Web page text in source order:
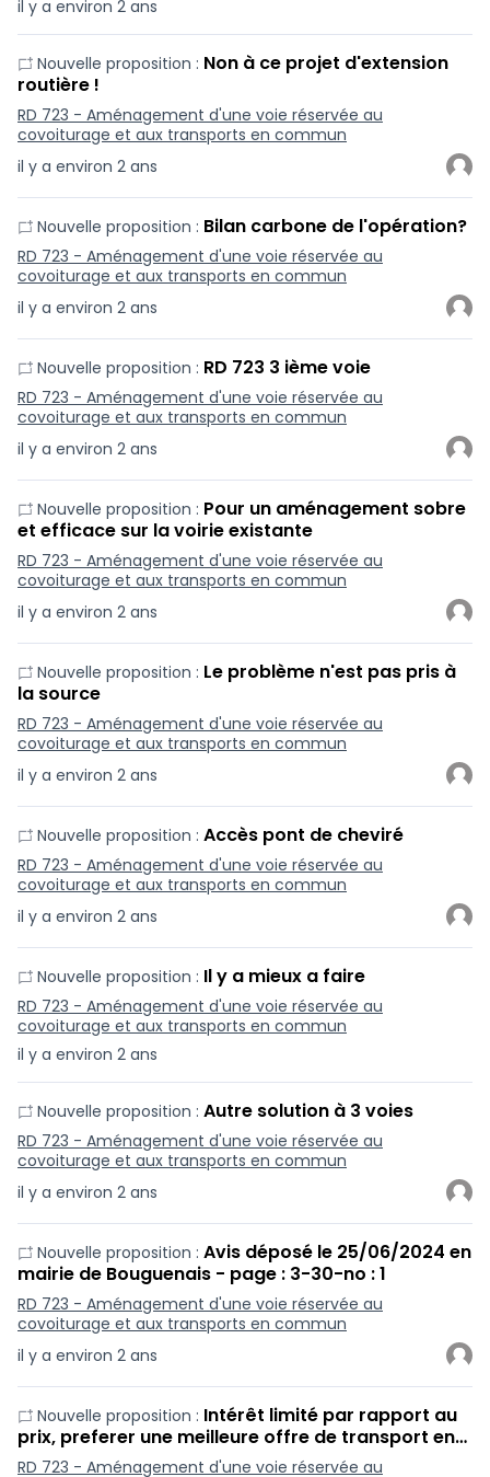
il y a environ 2 ans
il y a environ 2 ans
Nouvelle proposition : Non à ce projet d'extension
routière !
RD 723 - Aménagement d'une voie réservée au
covoiturage et aux transports en commun
il y a environ 2 ans
Nouvelle proposition : Bilan carbone de l'opération?
RD 723 - Aménagement d'une voie réservée au
covoiturage et aux transports en commun
il y a environ 2 ans
Nouvelle proposition : RD 723 3 ième voie
RD 723 - Aménagement d'une voie réservée au
covoiturage et aux transports en commun
il y a environ 2 ans
Nouvelle proposition : Pour un aménagement sobre
et efficace sur la voirie existante
RD 723 - Aménagement d'une voie réservée au
covoiturage et aux transports en commun
il y a environ 2 ans
Nouvelle proposition : Le problème n'est pas pris à
la source
RD 723 - Aménagement d'une voie réservée au
covoiturage et aux transports en commun
il y a environ 2 ans
Nouvelle proposition : Accès pont de cheviré
RD 723 - Aménagement d'une voie réservée au
covoiturage et aux transports en commun
il y a environ 2 ans
Nouvelle proposition : Il y a mieux a faire
RD 723 - Aménagement d'une voie réservée au
covoiturage et aux transports en commun
il y a environ 2 ans
Nouvelle proposition : Autre solution à 3 voies
RD 723 - Aménagement d'une voie réservée au
covoiturage et aux transports en commun
il y a environ 2 ans
Nouvelle proposition : Avis déposé le 25/06/2024 en
mairie de Bouguenais - page : 3-30-no : 1
RD 723 - Aménagement d'une voie réservée au
covoiturage et aux transports en commun
Nouvelle proposition : Intérêt limité par rapport au
prix, preferer une meilleure offre de transport en…
RD 723 - Aménagement d'une voie réservée au